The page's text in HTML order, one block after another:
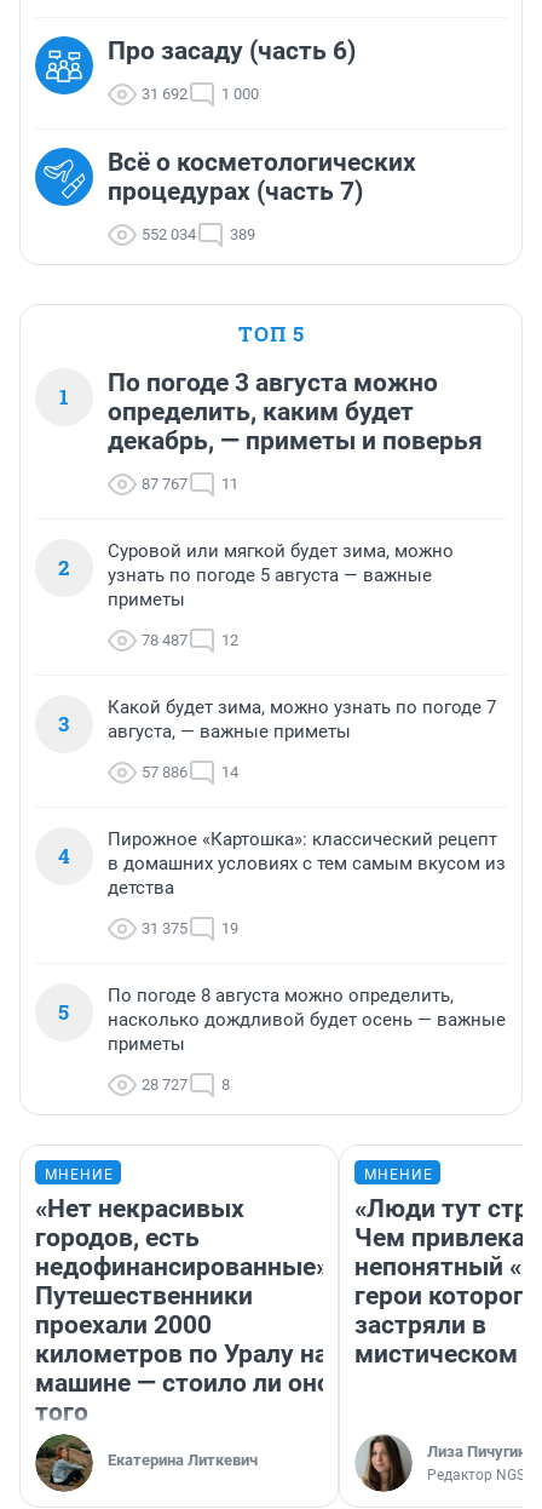
Про засаду (часть 6)
31 692 1 000
Всё о косметологических
процедурах (часть 7)
552 034 389
ТОП 5
1
По погоде 3 августа можно
определить, каким будет
декабрь, — приметы и поверья
87 767 11
2
Суровой или мягкой будет зима, можно
узнать по погоде 5 августа — важные
приметы
78 487 12
3
Какой будет зима, можно узнать по погоде 7
августа, — важные приметы
57 886 14
4
Пирожное «Картошка»: классический рецепт
в домашних условиях с тем самым вкусом из
детства
31 375 19
5
По погоде 8 августа можно определить,
насколько дождливой будет осень — важные
приметы
28 727 8
МНЕНИЕ
«Нет некрасивых
городов, есть
недофинансированные».
Путешественники
проехали 2000
километров по Уралу на
машине — стоило ли оно
того
Екатерина Литкевич
МНЕНИЕ
«Люди тут
Чем
непонятный
герои которого
застряли в
мистическом
Лиза Пичугина
Редактор